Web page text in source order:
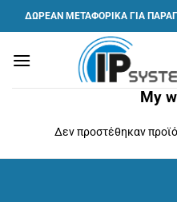
Μετάβαση
στο
ΔΩΡΕΑΝ ΜΕΤΑΦΟΡΙΚΑ ΓΙΑ
My
Δεν προστέθηκαν